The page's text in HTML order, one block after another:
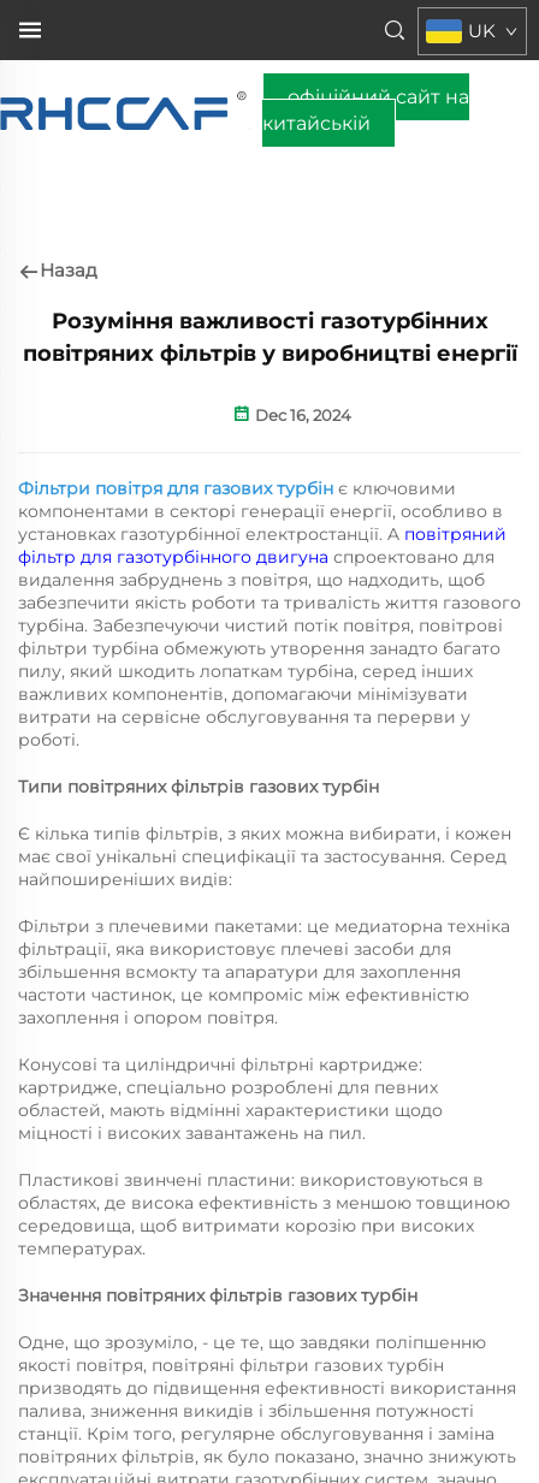
UK
офіційний сайт на
китайській
Назад
Розуміння важливості газотурбінних
повітряних фільтрів у виробництві енергії
Dec 16, 2024
Фільтри повітря для газових турбін є ключовими
компонентами в секторі генерації енергії, особливо в
установках газотурбінної електростанції. A повітряний
фільтр для газотурбінного двигуна спроектовано для
видалення забруднень з повітря, що надходить, щоб
забезпечити якість роботи та тривалість життя газового
турбіна. Забезпечуючи чистий потік повітря, повітрові
фільтри турбіна обмежують утворення занадто багато
пилу, який шкодить лопаткам турбіна, серед інших
важливих компонентів, допомагаючи мінімізувати
витрати на сервісне обслуговування та перерви у
роботі.
Типи повітряних фільтрів газових турбін
Є кілька типів фільтрів, з яких можна вибирати, і кожен
має свої унікальні специфікації та застосування. Серед
найпоширеніших видів:
Фільтри з плечевими пакетами: це медиаторна техніка
фільтрації, яка використовує плечеві засоби для
збільшення всмокту та апаратури для захоплення
частоти частинок, це компроміс між ефективністю
захоплення і опором повітря.
Конусові та циліндричні фільтрні картридже:
картридже, спеціально розроблені для певних
областей, мають відмінні характеристики щодо
міцності і високих завантажень на пил.
Пластикові звинчені пластини: використовуються в
областях, де висока ефективність з меншою товщиною
середовища, щоб витримати корозію при високих
температурах.
Значення повітряних фільтрів газових турбін
Одне, що зрозуміло, - це те, що завдяки поліпшенню
якості повітря, повітряні фільтри газових турбін
призводять до підвищення ефективності використання
палива, зниження викидів і збільшення потужності
станції. Крім того, регулярне обслуговування і заміна
повітряних фільтрів, як було показано, значно знижують